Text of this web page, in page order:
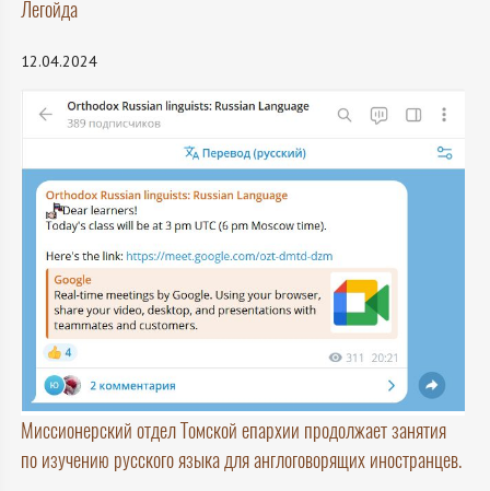
Легойда
12.04.2024
Миссионерский отдел Томской епархии продолжает занятия
по изучению русского языка для англоговорящих иностранцев.